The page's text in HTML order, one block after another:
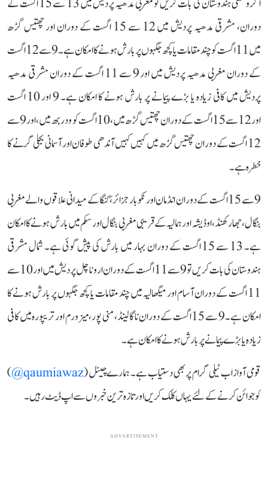
اگر وسطی ہندوستان کی بات کریں تو مغربی مدھیہ پردیش میں 13 سے 15 اگست کے
دوران، مشرقی مدھیہ پردیش میں 12 سے 15 اگست کے دوران اور چھتیس گڑھ
میں 11 اگست کو چند مقامات یا کچھ جگہوں پر بارش ہونے کا امکان ہے۔ 9 سے 12 اگست
کے دوران مغربی مدھیہ پردیش میں اور 9 سے 11 اگست کے دوران مشرقی مدھیہ
پردیش میں کافی زیادہ یا بڑے پیمانے پر بارش ہونے کا امکان ہے۔ 9 اور 10 اگست
اور 12 سے 15 اگست کے دوران چھتیس گڑھ میں، 10 اگست کو ودربھ میں، اور 9 سے
12 اگست کے دوران چھتیس گڑھ میں کہیں کہیں آندھی طوفان اور آسمانی بجلی گرنے کا
خطرہ ہے۔
9 سے 15 اگست کے دوران انڈمان اور نکوبار جزائر، گنگا کے میدانی علاقوں والے مغربی
بنگال، جھارکھنڈ، اوڈیشہ اور ہمالیہ کے قریبی مغربی بنگال اور سکم میں بارش ہونے کا امکان
ہے۔ 13 سے 15 اگست کے دوران بہار میں بارش کی پیش گوئی ہے۔ شمال مشرقی
ہندوستان کی بات کریں تو 9 سے 11 اگست کے دوران اروناچل پردیش میں اور 10 سے
11 اگست کے دوران آسام اور میگھالیہ میں چند مقامات یا کچھ جگہوں پر بارش ہونے کا
امکان ہے۔ 9 سے 15 اگست کے دوران ناگالینڈ، منی پور، میزورم اور تریپورہ میں کافی
زیادہ یا بڑے پیمانے پر بارش ہونے کا امکان ہے۔
قومی آواز اب ٹیلی گرام پر بھی دستیاب ہے۔ ہمارے چینل (qaumiawaz@
)
کو جوائن کرنے کے لئے یہاں کلک کریں اور تازہ ترین خبروں سے اپ ڈیٹ رہیں۔
ADVERTISEMENT